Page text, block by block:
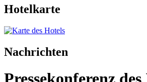
Hotelkarte
Nachrichten